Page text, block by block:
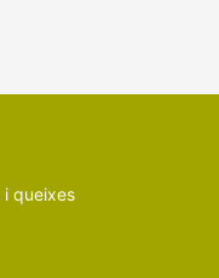
i queixes